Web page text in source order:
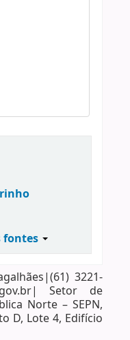
fontes
3221-
Setor de
Norte – SEPN,
D, Lote 4, Edifício